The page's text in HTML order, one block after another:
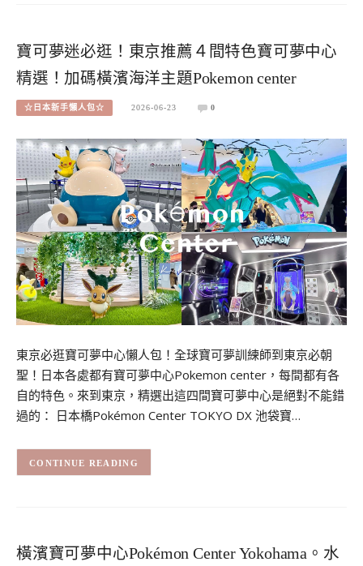
寶可夢迷必逛！東京推薦４間特色寶可夢中心
精選！加碼橫濱海洋主題Pokemon center
☆日本新手懶人包☆ 2026-06-23 0
東京必逛寶可夢中心懶人包！全球寶可夢訓練師到東京必朝
聖！日本各處都有寶可夢中心Pokemon center，每間都有各
自的特色。來到東京，精選出這四間寶可夢中心是絕對不能錯
過的： 日本橋Pokémon Center TOKYO DX 池袋寶…
CONTINUE READING
橫濱寶可夢中心Pokémon Center Yokohama。水